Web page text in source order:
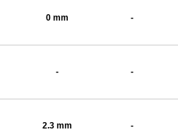
0 mm -
- -
2.3 mm -